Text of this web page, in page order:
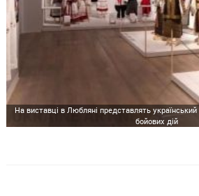
На виставці в Любляні представлять
бойових дій